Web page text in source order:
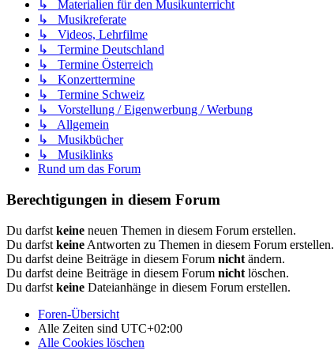
↳ Materialien für den Musikunterricht
↳ Musikreferate
↳ Videos, Lehrfilme
↳ Termine Deutschland
↳ Termine Österreich
↳ Konzerttermine
↳ Termine Schweiz
↳ Vorstellung / Eigenwerbung / Werbung
↳ Allgemein
↳ Musikbücher
↳ Musiklinks
Rund um das Forum
Berechtigungen in diesem Forum
Du darfst keine neuen Themen in diesem Forum erstellen.
Du darfst keine Antworten zu Themen in diesem Forum erstellen.
Du darfst deine Beiträge in diesem Forum nicht ändern.
Du darfst deine Beiträge in diesem Forum nicht löschen.
Du darfst keine Dateianhänge in diesem Forum erstellen.
Foren-Übersicht
Alle Zeiten sind UTC+02:00
Alle Cookies löschen